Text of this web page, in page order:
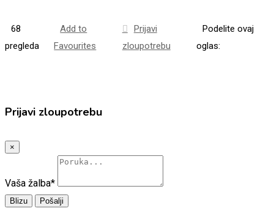
68
pregleda
Add to
Favourites
Prijavi
zloupotrebu
Podelite ovaj
oglas:
Prijavi zloupotrebu
×
Vaša žalba*
Blizu Pošalji